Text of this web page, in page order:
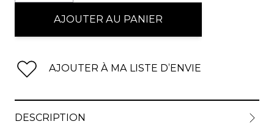
AJOUTER AU PANIER
AJOUTER À MA LISTE D’ENVIE
DESCRIPTION